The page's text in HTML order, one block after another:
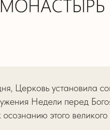
Церковь установила
Недели перед
этого великого